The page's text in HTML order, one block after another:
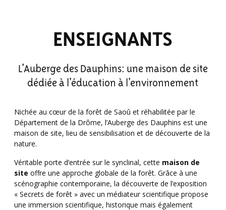
ENSEIGNANTS
L'Auberge des Dauphins: une maison de site
dédiée à l'éducation à l'environnement
Nichée au cœur de la forêt de Saoû et réhabilitée par le
Département de la Drôme, l’Auberge des Dauphins est une
maison de site, lieu de sensibilisation et de découverte de la
nature.
Véritable porte d’entrée sur le synclinal, cette maison de
site offre une approche globale de la forêt. Grâce à une
scénographie contemporaine, la découverte de l’exposition
« Secrets de forêt » avec un médiateur scientifique propose
une immersion scientifique, historique mais également